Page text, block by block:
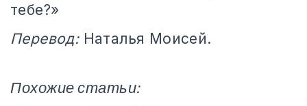
тебе?»
Перевод: Наталья Моисей.
Похожие статьи: